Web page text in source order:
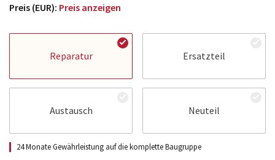
Preis (EUR): Preis anzeigen
Reparatur Ersatzteil
Austausch Neuteil
24 Monate Gewährleistung auf die komplette Baugruppe